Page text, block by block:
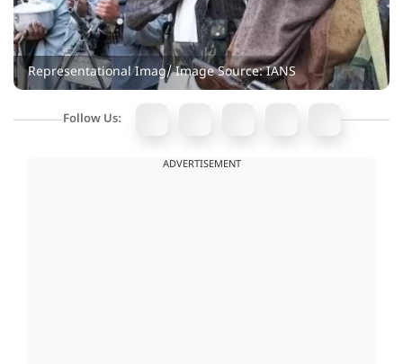
Representational Imag/ Image Source: IANS
Follow Us:
ADVERTISEMENT